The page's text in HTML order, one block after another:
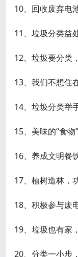
10、回收废弃电
11、垃圾分类益
12、垃圾要分类
13、我们不想住
14、垃圾分类举
15、美味的“食物
16、养成文明餐
17、植树造林，
18、积极参与废
19、垃圾也有家
20、分类一小步